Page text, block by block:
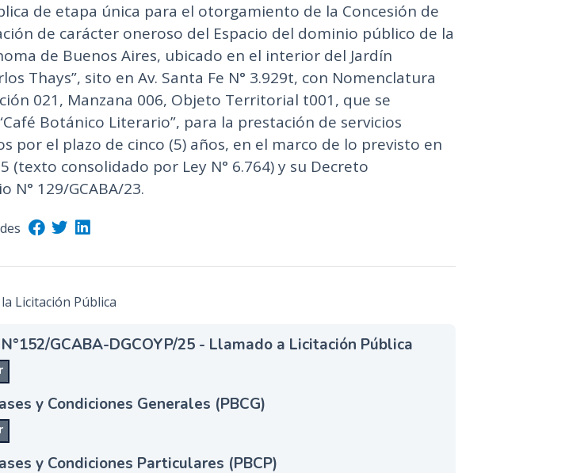
i
d
o
p
r
i
n
c
i
p
l
de etapa única para el otorgamiento de la Concesión de
de carácter oneroso del Espacio del dominio público de la
de Buenos Aires, ubicado en el interior del Jardín
Thays”, sito en Av. Santa Fe N° 3.929t, con Nomenclatura
021, Manzana 006, Objeto Territorial t001, que se
Botánico Literario”, para la prestación de servicios
por el plazo de cinco (5) años, en el marco de lo previsto en
(texto consolidado por Ley N° 6.764) y su Decreto
N° 129/GCABA/23.
Licitación Pública
GCABA-DGCOYP/25 - Llamado a Licitación Pública
y Condiciones Generales (PBCG)
y Condiciones Particulares (PBCP)